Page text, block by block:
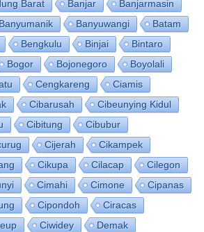
Barat Banjar
Banjarmasin
Banyumanik Banyuwangi
Batam
Bengkulu Binjai
Bintaro
Bogor Bojonegoro
Boyolali
Cengkareng
Ciamis
Cibarusah
Cibeunying Kidul
Cibitung
Cibubur
Cijerah
Cikampek
Cikupa Cilacap
Cilegon
Cimahi Cimone
Cipanas
Cipondoh
Ciracas
Ciwidey
Demak